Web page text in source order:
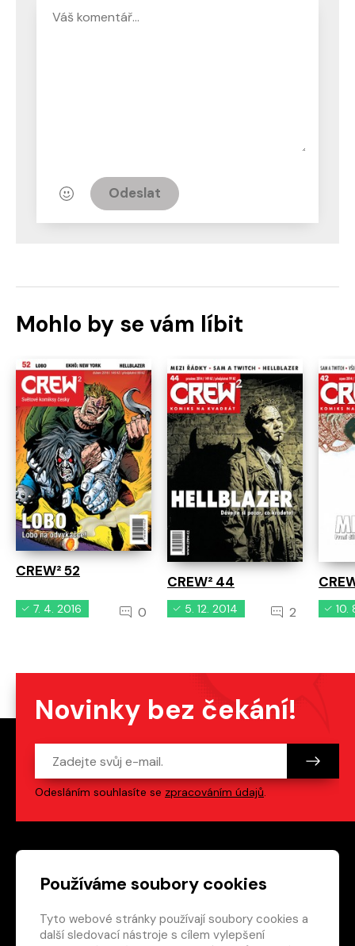
Používáme soubory cookies
Tyto webové stránky používají soubory cookies a
další sledovací nástroje s cílem vylepšení
Odeslat
Mohlo by se vám líbit
CREW² 52
7. 4. 2016 0
CREW² 44
5. 12. 2014 2 10.
Novinky bez čekání!
Odesláním souhlasíte se zpracováním údajů.
Patička webu Odkazy na sociální
Vedlejší navigace
redakce@crew.cz